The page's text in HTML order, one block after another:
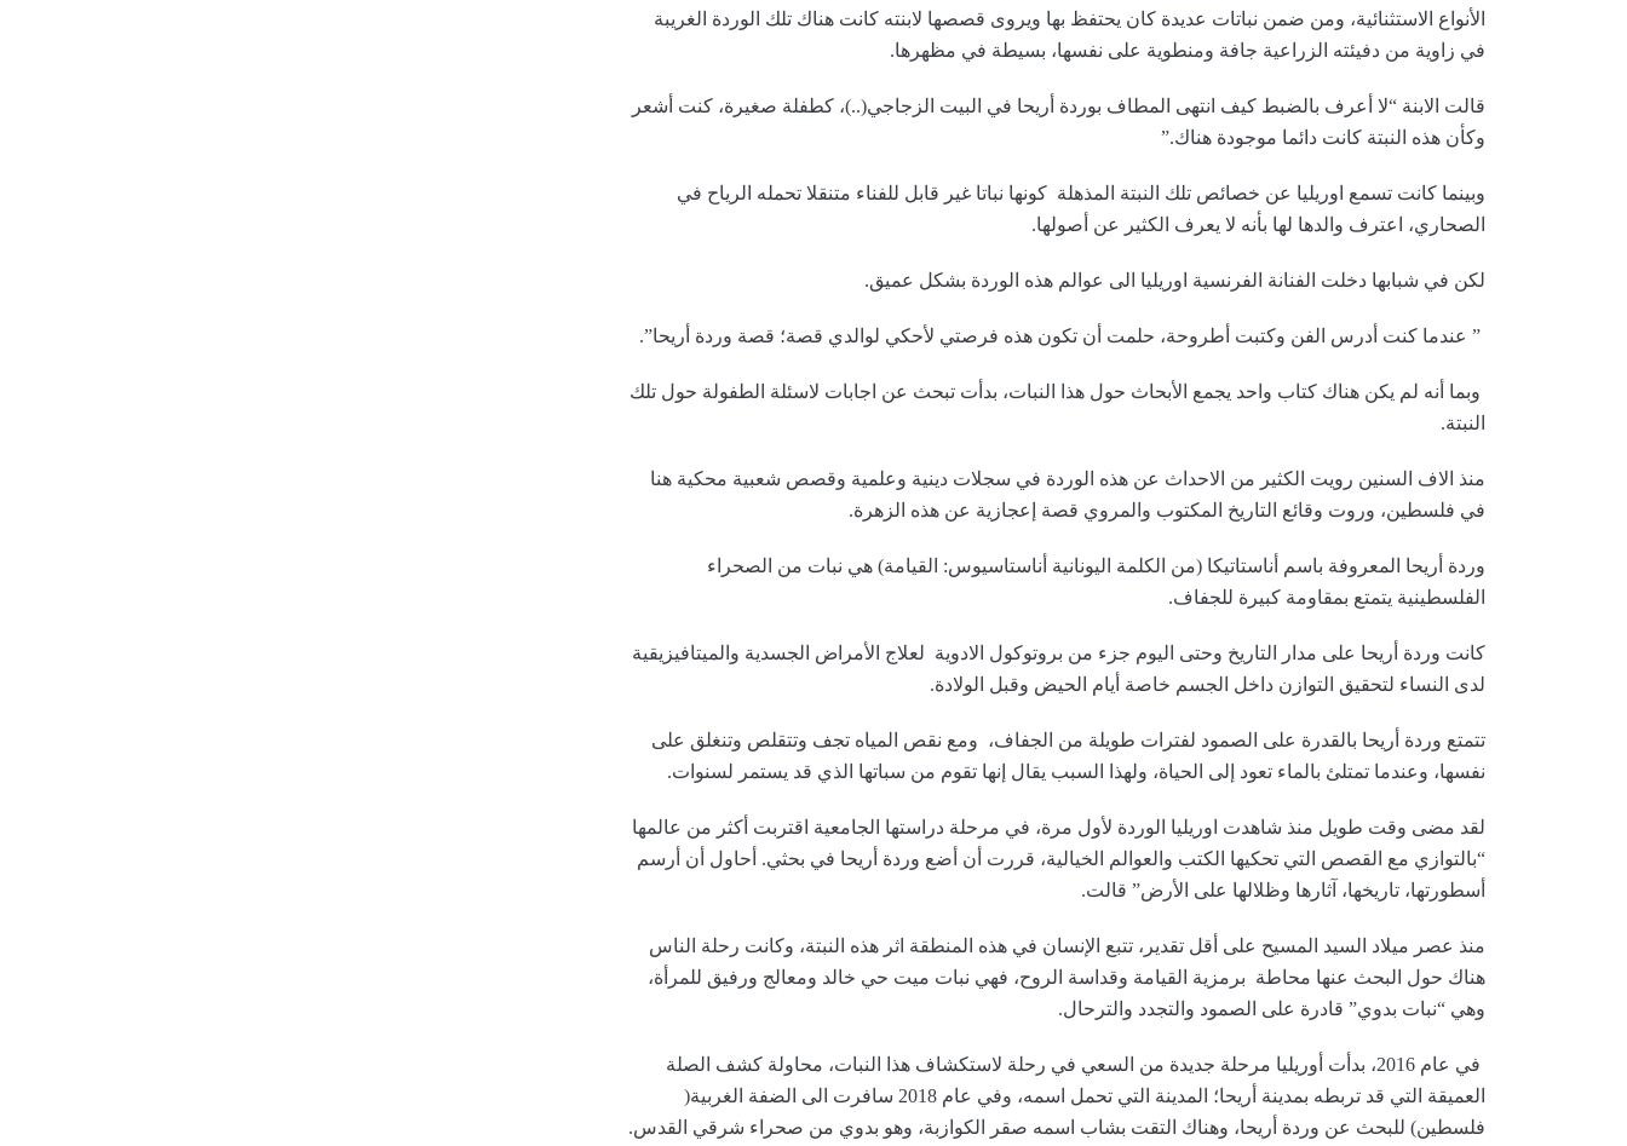
الأنواع الاستثنائية، ومن ضمن نباتات عديدة كان يحتفظ بها ويروى قصصها لابنته كانت هناك تلك الوردة الغريبة
في زاوية من دفيئته الزراعية جافة ومنطوية على نفسها، بسيطة في مظهرها.
قالت الابنة “لا أعرف بالضبط كيف انتهى المطاف بوردة أريحا في البيت الزجاجي(..)، كطفلة صغيرة، كنت أشعر
وكأن هذه النبتة كانت دائما موجودة هناك.”
وبينما كانت تسمع اوريليا عن خصائص تلك النبتة المذهلة كونها نباتا غير قابل للفناء متنقلا تحمله الرياح في
الصحاري، اعترف والدها لها بأنه لا يعرف الكثير عن أصولها.
لكن في شبابها دخلت الفنانة الفرنسية اوريليا الى عوالم هذه الوردة بشكل عميق.
” عندما كنت أدرس الفن وكتبت أطروحة، حلمت أن تكون هذه فرصتي لأحكي لوالدي قصة؛ قصة وردة أريحا”.
وبما أنه لم يكن هناك كتاب واحد يجمع الأبحاث حول هذا النبات، بدأت تبحث عن اجابات لاسئلة الطفولة حول تلك
النبتة.
منذ الاف السنين رويت الكثير من الاحداث عن هذه الوردة في سجلات دينية وعلمية وقصص شعبية محكية هنا
في فلسطين، وروت وقائع التاريخ المكتوب والمروي قصة إعجازية عن هذه الزهرة.
وردة أريحا المعروفة باسم أناستاتيكا (من الكلمة اليونانية أناستاسيوس: القيامة) هي نبات من الصحراء
الفلسطينية يتمتع بمقاومة كبيرة للجفاف.
كانت وردة أريحا على مدار التاريخ وحتى اليوم جزء من بروتوكول الادوية لعلاج الأمراض الجسدية والميتافيزيقية
لدى النساء لتحقيق التوازن داخل الجسم خاصة أيام الحيض وقبل الولادة.
تتمتع وردة أريحا بالقدرة على الصمود لفترات طويلة من الجفاف، ومع نقص المياه تجف وتتقلص وتنغلق على
نفسها، وعندما تمتلئ بالماء تعود إلى الحياة، ولهذا السبب يقال إنها تقوم من سباتها الذي قد يستمر لسنوات.
لقد مضى وقت طويل منذ شاهدت اوريليا الوردة لأول مرة، في مرحلة دراستها الجامعية اقتربت أكثر من عالمها
“بالتوازي مع القصص التي تحكيها الكتب والعوالم الخيالية، قررت أن أضع وردة أريحا في بحثي. أحاول أن أرسم
أسطورتها، تاريخها، آثارها وظلالها على الأرض” قالت.
منذ عصر ميلاد السيد المسيح على أقل تقدير، تتبع الإنسان في هذه المنطقة اثر هذه النبتة، وكانت رحلة الناس
هناك حول البحث عنها محاطة برمزية القيامة وقداسة الروح، فهي نبات ميت حي خالد ومعالج ورفيق للمرأة،
وهي “نبات بدوي” قادرة على الصمود والتجدد والترحال.
في عام 2016، بدأت أوريليا مرحلة جديدة من السعي في رحلة لاستكشاف هذا النبات، محاولة كشف الصلة
العميقة التي قد تربطه بمدينة أريحا؛ المدينة التي تحمل اسمه، وفي عام 2018 سافرت الى الضفة الغربية(
فلسطين) للبحث عن وردة أريحا، وهناك التقت بشاب اسمه صقر الكوازبة، وهو بدوي من صحراء شرقي القدس.